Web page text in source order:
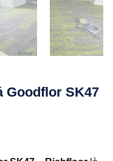
Goodflor SK47